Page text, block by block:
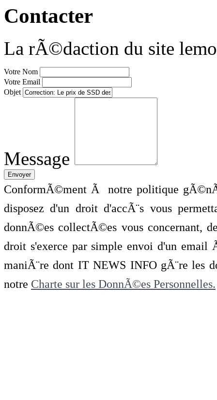
Contacter
La rÃ©daction du site
Votre Nom
Votre Email
Objet
Message
ConformÃ©ment Ã notre politique
disposez d'un droit d'accÃ¨s vous
donnÃ©es collectÃ©es vous concernant,
droit s'exerce par simple envoi d'un
maniÃ¨re dont IT NEWS INFO gÃ¨re les
notre Charte sur les DonnÃ©es Personnelles.